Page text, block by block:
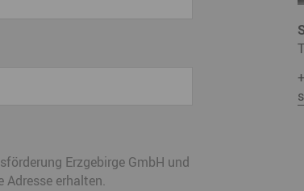
Erzgebirge GmbH und
Adresse erhalten.